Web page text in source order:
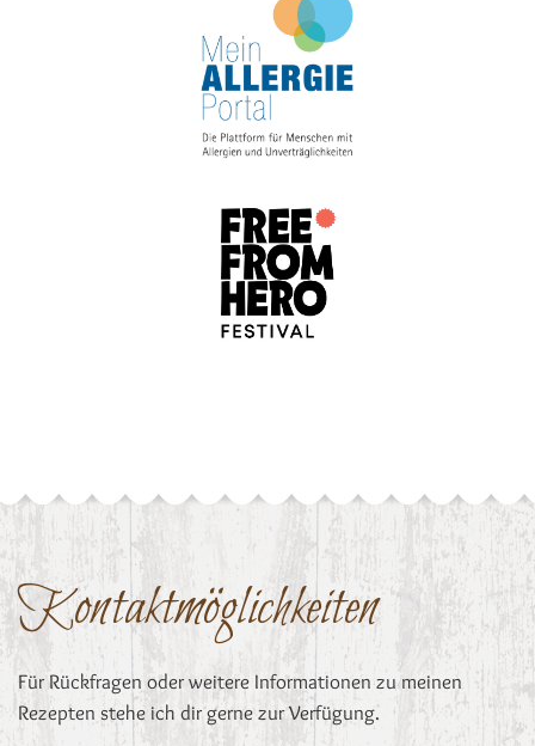
Kontaktmöglichkeiten
Für Rückfragen oder weitere Informationen zu meinen
Rezepten stehe ich dir gerne zur Verfügung.